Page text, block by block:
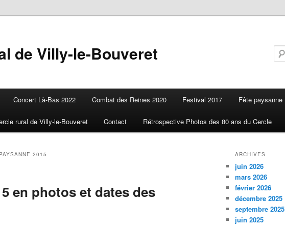
de Villy-le-Bouveret
Concert Là-Bas 2022 Combat des Reines 2020 Festival 2017 Fête paysanne
rural de Villy-le-Bouveret Contact Rétrospective Photos des 80 ans du Cercle
2015
en photos et dates des
ARCHIVES
juin 2026
mars 2026
février 2026
décembre 2025
septembre 2025
juin 2025